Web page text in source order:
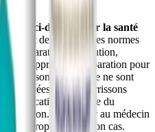
ci-dessous, car la santé
de respecter les normes
préparation, de dilution,
d’apprêter la préparation pour
en poudre ne sont
à des nourrissons
indication contraire du
Demander au médecin
appropriée dans son cas.